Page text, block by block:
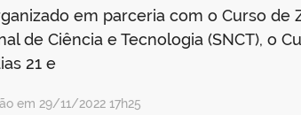
em parceria com o Curso de
de Ciência e Tecnologia (SNCT), o
21 e
em 29/11/2022 17h25